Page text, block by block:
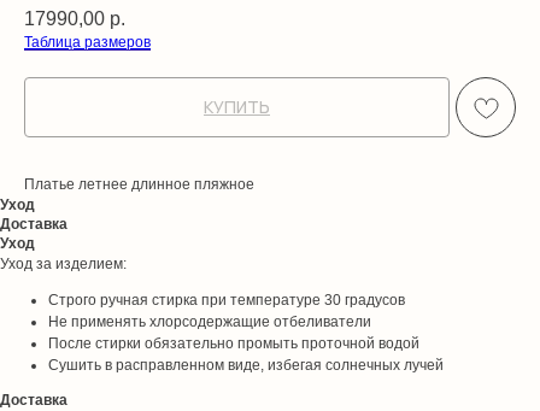
17990,00 р.
Таблица размеров
КУПИТЬ
Платье летнее длинное пляжное
Уход
Доставка
Уход
Уход за изделием:
Строго ручная стирка при температуре 30 градусов
Не применять хлорсодержащие отбеливатели
После стирки обязательно промыть проточной водой
Сушить в расправленном виде, избегая солнечных лучей
Доставка